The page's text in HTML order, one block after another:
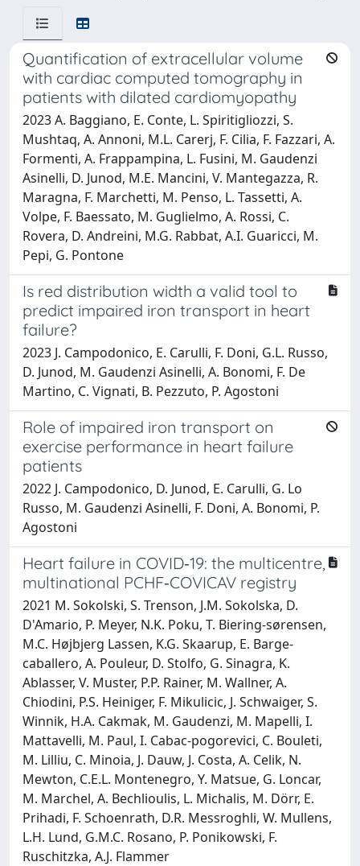
Quantification of extracellular volume
with cardiac computed tomography in
patients with dilated cardiomyopathy
2023 A. Baggiano, E. Conte, L. Spiritigliozzi, S.
Mushtaq, A. Annoni, M.L. Carerj, F. Cilia, F. Fazzari, A.
Formenti, A. Frappampina, L. Fusini, M. Gaudenzi
Asinelli, D. Junod, M.E. Mancini, V. Mantegazza, R.
Maragna, F. Marchetti, M. Penso, L. Tassetti, A.
Volpe, F. Baessato, M. Guglielmo, A. Rossi, C.
Rovera, D. Andreini, M.G. Rabbat, A.I. Guaricci, M.
Pepi, G. Pontone
Is red distribution width a valid tool to
predict impaired iron transport in heart
failure?
2023 J. Campodonico, E. Carulli, F. Doni, G.L. Russo,
D. Junod, M. Gaudenzi Asinelli, A. Bonomi, F. De
Martino, C. Vignati, B. Pezzuto, P. Agostoni
Role of impaired iron transport on
exercise performance in heart failure
patients
2022 J. Campodonico, D. Junod, E. Carulli, G. Lo
Russo, M. Gaudenzi Asinelli, F. Doni, A. Bonomi, P.
Agostoni
Heart failure in COVID‐19: the multicentre,
multinational PCHF‐COVICAV registry
2021 M. Sokolski, S. Trenson, J.M. Sokolska, D.
D'Amario, P. Meyer, N.K. Poku, T. Biering‐sørensen,
M.C. Højbjerg Lassen, K.G. Skaarup, E. Barge‐
caballero, A. Pouleur, D. Stolfo, G. Sinagra, K.
Ablasser, V. Muster, P.P. Rainer, M. Wallner, A.
Chiodini, P.S. Heiniger, F. Mikulicic, J. Schwaiger, S.
Winnik, H.A. Cakmak, M. Gaudenzi, M. Mapelli, I.
Mattavelli, M. Paul, I. Cabac‐pogorevici, C. Bouleti,
M. Lilliu, C. Minoia, J. Dauw, J. Costa, A. Celik, N.
Mewton, C.E.L. Montenegro, Y. Matsue, G. Loncar,
M. Marchel, A. Bechlioulis, L. Michalis, M. Dörr, E.
Prihadi, F. Schoenrath, D.R. Messroghli, W. Mullens,
L.H. Lund, G.M.C. Rosano, P. Ponikowski, F.
Ruschitzka, A.J. Flammer